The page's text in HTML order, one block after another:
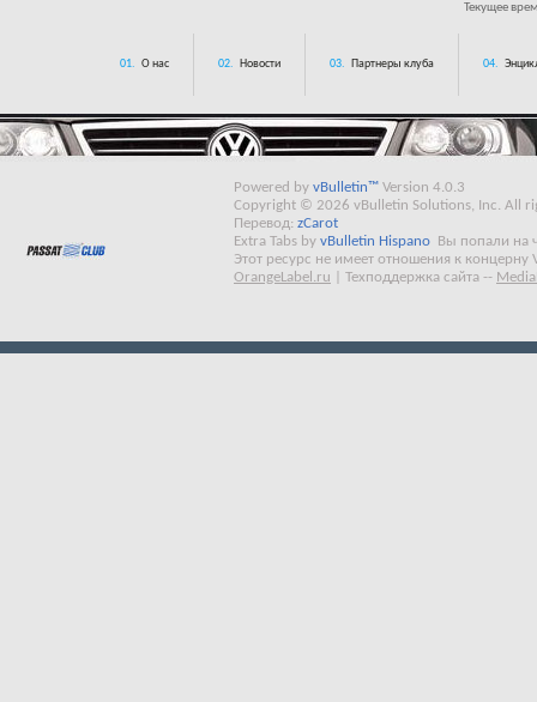
Текущее
01. О нас 02. Новости 03. Партнеры клуба 04.
Powered by vBulletin™ Version 4.0.3
Copyright © 2026 vBulletin Solutions, Inc. All
Перевод: zCarot
Extra Tabs by vBulletin Hispano
Вы попали на
Этот ресурс не имеет отношения к концерну
OrangeLabel.ru
Техподдержка сайта --